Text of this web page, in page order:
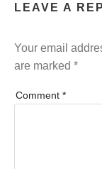
LEAVE A
Your email
are marked *
Comment *